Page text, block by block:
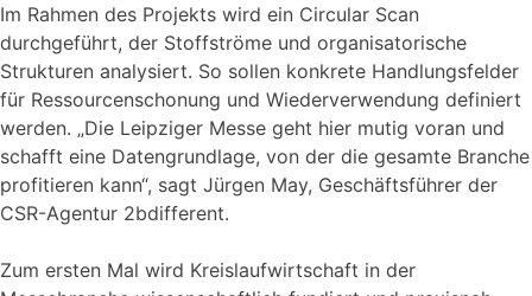
Im Rahmen des Projekts wird ein Circular Scan
durchgeführt, der Stoffströme und organisatorische
Strukturen analysiert. So sollen konkrete Handlungsfelder
für Ressourcenschonung und Wiederverwendung definiert
werden. „Die Leipziger Messe geht hier mutig voran und
schafft eine Datengrundlage, von der die gesamte Branche
profitieren kann“, sagt Jürgen May, Geschäftsführer der
CSR-Agentur 2bdifferent.
Zum ersten Mal wird Kreislaufwirtschaft in der